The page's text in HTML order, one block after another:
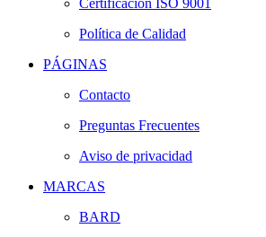
Política de Calidad
PÁGINAS
Contacto
Preguntas Frecuentes
Aviso de privacidad
MARCAS
BARD